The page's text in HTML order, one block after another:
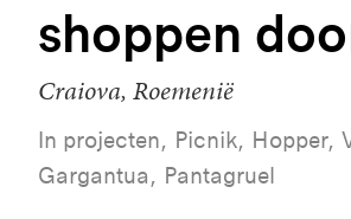
shoppen
Craiova, Roemenië
In projecten, Picnik, Hopper,
Gargantua, Pantagruel